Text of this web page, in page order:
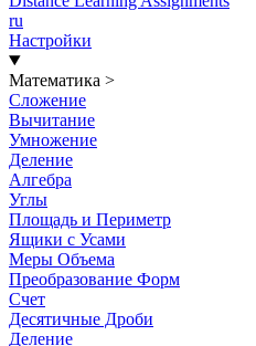
ru
Настройки
Математика >
Сложение
Вычитание
Умножение
Деление
Алгебра
Углы
Площадь и Периметр
Ящики с Усами
Меры Объема
Преобразование Форм
Счет
Десятичные Дроби
Деление